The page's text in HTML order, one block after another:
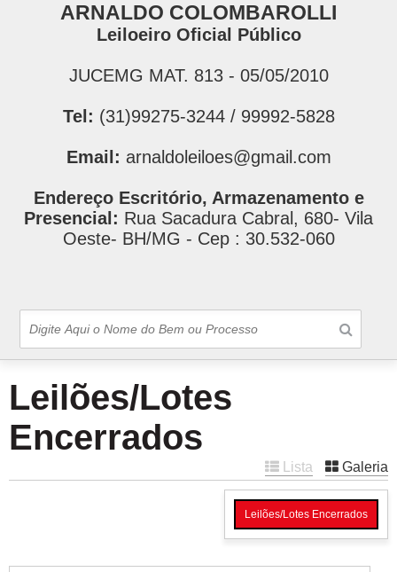
ARNALDO COLOMBAROLLI
Leiloeiro Oficial Público
JUCEMG MAT. 813 - 05/05/2010
Tel: (31)99275-3244 / 99992-5828
Email: arnaldoleiloes@gmail.com
Endereço Escritório, Armazenamento e
Presencial: Rua Sacadura Cabral, 680- Vila
Oeste- BH/MG - Cep : 30.532-060
Leilões/Lotes
Encerrados
Lista Galeria
Leilões/Lotes Encerrados